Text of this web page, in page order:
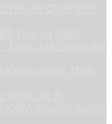
Họa và Nghệ
Hoàn toàn miễn phí
ngành Thiết
nhiều lối đi
chuyên ngành